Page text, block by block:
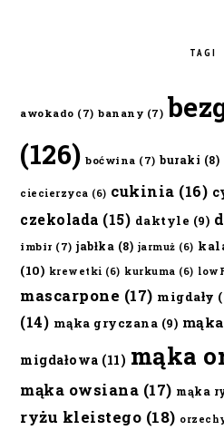
TAGI
awokado (7) banany (7)
(126) boćwina (7) buraki (8)
ciecierzyca (6) cukinia (16)
czekolada (15) daktyle (9)
imbir (7) jabłka (8) jarmuż (6)
(10) krewetki (6) kurkuma (6)
mascarpone (17) migdały
(14) mąka gryczana (9)
migdałowa (11) mąka
mąka owsiana (17) mąka
ryżu kleistego (18)